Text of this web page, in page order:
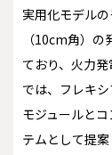
実用化モデル
（10cm角）
ており、火力
では、フレキ
モジュールと
テムとして提